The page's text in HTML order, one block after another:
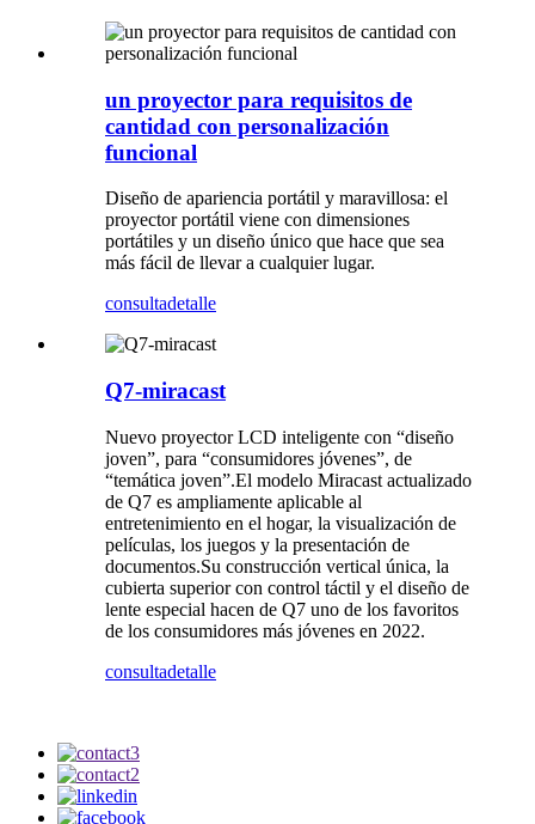
un proyector para requisitos de
cantidad con personalización
funcional
Diseño de apariencia portátil y maravillosa: el
proyector portátil viene con dimensiones
portátiles y un diseño único que hace que sea
más fácil de llevar a cualquier lugar.
consultadetalle
Q7-miracast
Nuevo proyector LCD inteligente con “diseño
joven”, para “consumidores jóvenes”, de
“temática joven”.El modelo Miracast actualizado
de Q7 es ampliamente aplicable al
entretenimiento en el hogar, la visualización de
películas, los juegos y la presentación de
documentos.Su construcción vertical única, la
cubierta superior con control táctil y el diseño de
lente especial hacen de Q7 uno de los favoritos
de los consumidores más jóvenes en 2022.
consultadetalle